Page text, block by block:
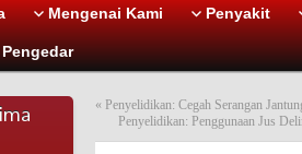
Mengenai Kami Penyakit
« Penyelidikan: Cegah Serangan
Penyelidikan: Penggunaan Jus